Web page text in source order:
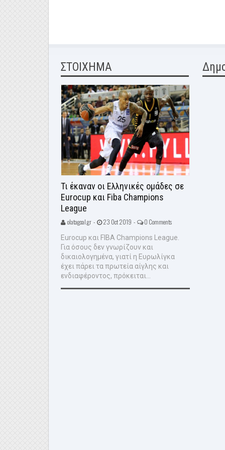
ΣΤΟΙΧΗΜΑ
Τι έκαναν οι Ελληνικές ομάδες σε
Eurocup και Fiba Champions
League
olatagoal.gr - 23 Oct 2019 - 0 Comments
Eurocup και FIBA Champions League.
Για όσους δεν γνωρίζουν και
δικαιολογημένα, γιατί η Ευρωλίγκα
έχει πάρει τα πρωτεία αίγλης και
ενδιαφέροντος, πρόκειται...